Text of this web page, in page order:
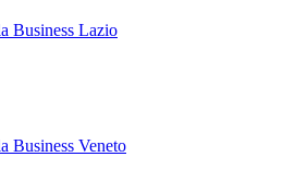
Business Lazio
Business Veneto